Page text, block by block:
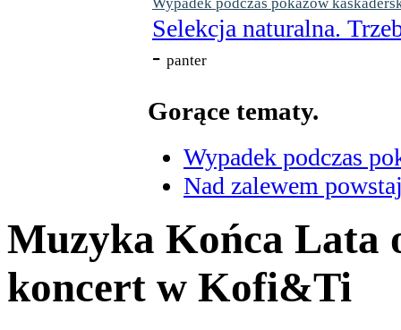
Selekcja naturalna.
- panter
Gorące tematy.
Wypadek podczas
Nad zalewem
Muzyka Końca Lata
koncert w Kofi&Ti